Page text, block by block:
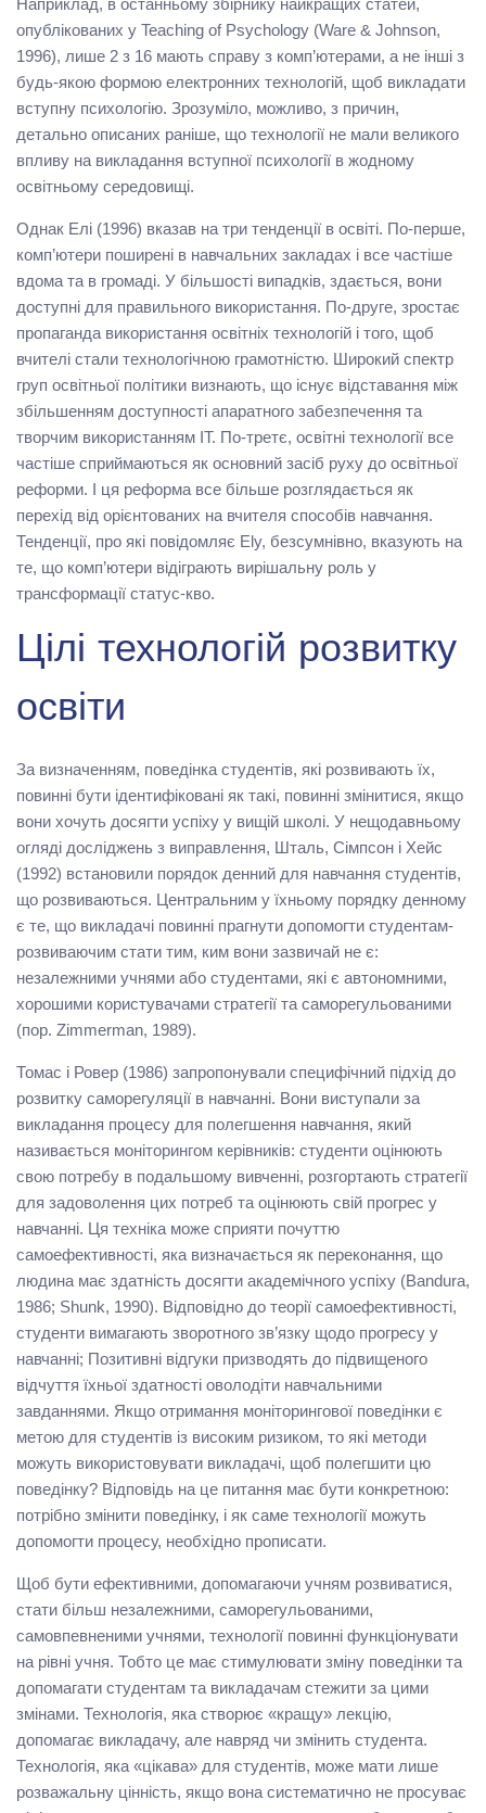
Наприклад, в останньому збірнику найкращих статей,
опублікованих у Teaching of Psychology (Ware & Johnson,
1996), лише 2 з 16 мають справу з комп’ютерами, а не інші з
будь-якою формою електронних технологій, щоб викладати
вступну психологію. Зрозуміло, можливо, з причин,
детально описаних раніше, що технології не мали великого
впливу на викладання вступної психології в жодному
освітньому середовищі.
Однак Елі (1996) вказав на три тенденції в освіті. По-перше,
комп’ютери поширені в навчальних закладах і все частіше
вдома та в громаді. У більшості випадків, здається, вони
доступні для правильного використання. По-друге, зростає
пропаганда використання освітніх технологій і того, щоб
вчителі стали технологічною грамотністю. Широкий спектр
груп освітньої політики визнають, що існує відставання між
збільшенням доступності апаратного забезпечення та
творчим використанням ІТ. По-третє, освітні технології все
частіше сприймаються як основний засіб руху до освітньої
реформи. І ця реформа все більше розглядається як
перехід від орієнтованих на вчителя способів навчання.
Тенденції, про які повідомляє Ely, безсумнівно, вказують на
те, що комп’ютери відіграють вирішальну роль у
трансформації статус-кво.
Цілі технологій розвитку
освіти
За визначенням, поведінка студентів, які розвивають їх,
повинні бути ідентифіковані як такі, повинні змінитися, якщо
вони хочуть досягти успіху у вищій школі. У нещодавньому
огляді досліджень з виправлення, Шталь, Сімпсон і Хейс
(1992) встановили порядок денний для навчання студентів,
що розвиваються. Центральним у їхньому порядку денному
є те, що викладачі повинні прагнути допомогти студентам-
розвиваючим стати тим, ким вони зазвичай не є:
незалежними учнями або студентами, які є автономними,
хорошими користувачами стратегії та саморегульованими
(пор. Zimmerman, 1989).
Томас і Ровер (1986) запропонували специфічний підхід до
розвитку саморегуляції в навчанні. Вони виступали за
викладання процесу для полегшення навчання, який
називається моніторингом керівників: студенти оцінюють
свою потребу в подальшому вивченні, розгортають стратегії
для задоволення цих потреб та оцінюють свій прогрес у
навчанні. Ця техніка може сприяти почуттю
самоефективності, яка визначається як переконання, що
людина має здатність досягти академічного успіху (Bandura,
1986; Shunk, 1990). Відповідно до теорії самоефективності,
студенти вимагають зворотного зв’язку щодо прогресу у
навчанні; Позитивні відгуки призводять до підвищеного
відчуття їхньої здатності оволодіти навчальними
завданнями. Якщо отримання моніторингової поведінки є
метою для студентів із високим ризиком, то які методи
можуть використовувати викладачі, щоб полегшити цю
поведінку? Відповідь на це питання має бути конкретною:
потрібно змінити поведінку, і як саме технології можуть
допомогти процесу, необхідно прописати.
Щоб бути ефективними, допомагаючи учням розвиватися,
стати більш незалежними, саморегульованими,
самовпевненими учнями, технології повинні функціонувати
на рівні учня. Тобто це має стимулювати зміну поведінки та
допомагати студентам та викладачам стежити за цими
змінами. Технологія, яка створює «кращу» лекцію,
допомагає викладачу, але навряд чи змінить студента.
Технологія, яка «цікава» для студентів, може мати лише
розважальну цінність, якщо вона систематично не просуває